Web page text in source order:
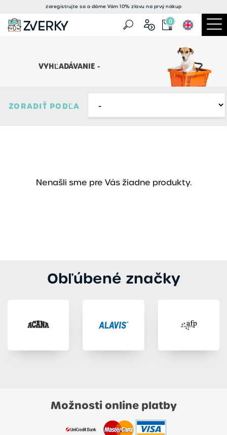
zaregistrujte sa a dáme Vám 10% zlavu na prvý nákup
0
VYHĽADÁVANIE -
ZORADIŤ PODĽA
Nenašli sme pre Vás žiadne produkty.
Obľúbené značky
Možnosti online platby